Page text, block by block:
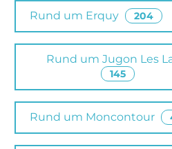
Rund um Erquy 204
Rund um Jugon Les
145
Rund um Moncontour